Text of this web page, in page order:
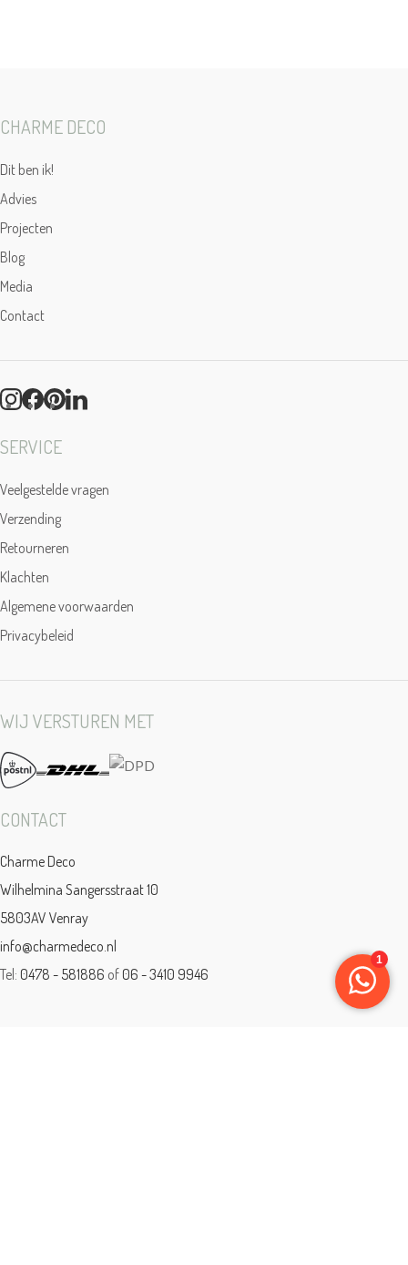
CHARME DECO
Dit ben ik!
Advies
Projecten
Blog
Media
Contact
SERVICE
Veelgestelde vragen
Verzending
Retourneren
Klachten
Algemene voorwaarden
Privacybeleid
WIJ VERSTUREN MET
CONTACT
Charme Deco
Wilhelmina Sangersstraat 10
5803AV Venray
info@charmedeco.nl
Tel: 0478 - 581886 of 06 - 3410 9946